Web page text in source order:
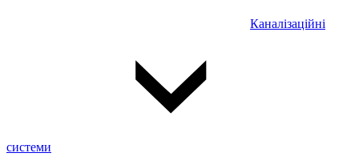
Каналізаційні
системи